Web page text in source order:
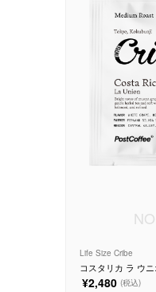
Life Size Cribe
コスタリカ ラ ウ
¥2,480 (税込)